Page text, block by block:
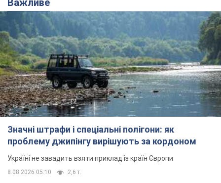
проблему джипінгу вирішують за кордоном
Україні не завадить взяти приклад із країн Європи
8.08.2026 05:10 2,6 т.
На Прикарпатті після аномальної
спеки пройшла потужна злива:
дороги перетворились на річки.
Відео
Негода накрила Івано-Франківщину та
курортний Буковель
8.08.2026 09:27 37,2 т.
Жінці нарахували 729 тис. грн боргу
за газ через покази зіпсованого